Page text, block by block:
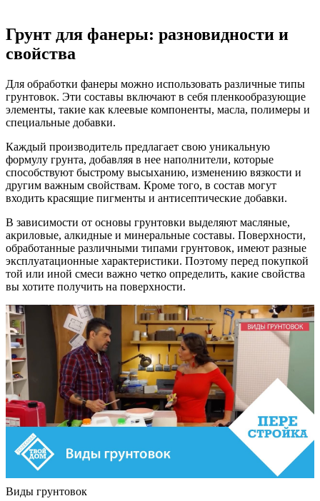
Грунт для фанеры: разновидности и
свойства
Для обработки фанеры можно использовать различные типы
грунтовок. Эти составы включают в себя пленкообразующие
элементы, такие как клеевые компоненты, масла, полимеры и
специальные добавки.
Каждый производитель предлагает свою уникальную
формулу грунта, добавляя в нее наполнители, которые
способствуют быстрому высыханию, изменению вязкости и
другим важным свойствам. Кроме того, в состав могут
входить красящие пигменты и антисептические добавки.
В зависимости от основы грунтовки выделяют масляные,
акриловые, алкидные и минеральные составы. Поверхности,
обработанные различными типами грунтовок, имеют разные
эксплуатационные характеристики. Поэтому перед покупкой
той или иной смеси важно четко определить, какие свойства
вы хотите получить на поверхности.
Виды грунтовок